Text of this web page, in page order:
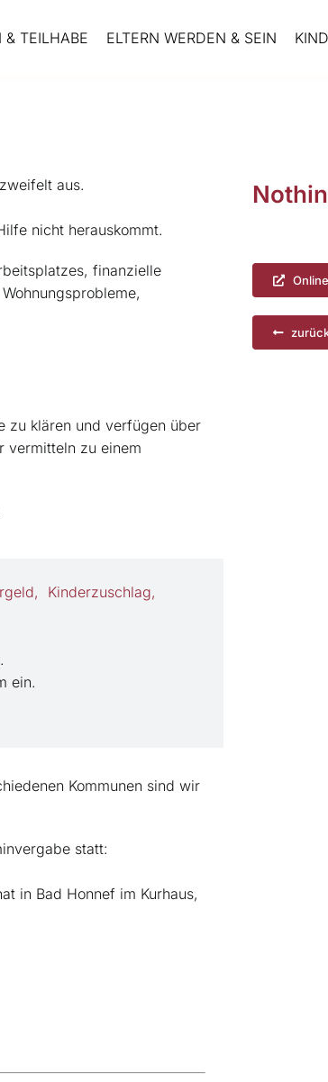
& TEILHABE ELTERN WERDEN & SEIN
nicht herauskommt.
finanzielle
zu klären und verfügen über
vermitteln zu einem
Kinderzuschlag,
ein.
Kommunen sind wir
statt:
in Bad Honnef im Kurhaus,